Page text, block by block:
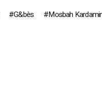
G&bès Mosbah